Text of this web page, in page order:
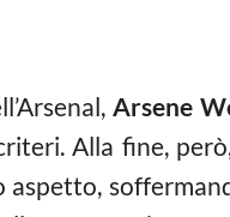
Arsene
Alla fine,